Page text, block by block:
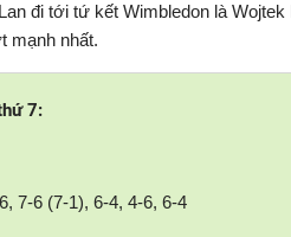
đi tới tứ kết Wimbledon là
mạnh nhất.
7:
7-6 (7-1), 6-4, 4-6, 6-4